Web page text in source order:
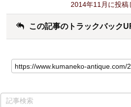
2014年11月に投稿
この記事のトラックバック